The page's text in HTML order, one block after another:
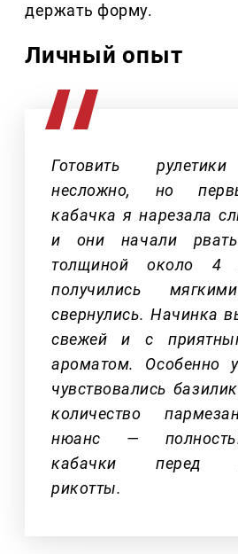
держать форму.
Личный опыт
Готовить
несложно, но
кабачка я нарезала
и они начали
толщиной около 4
получились
свернулись. Начинка
свежей и с
ароматом. Особенно
чувствовались
количество
нюанс —
кабачки перед
рикотты.